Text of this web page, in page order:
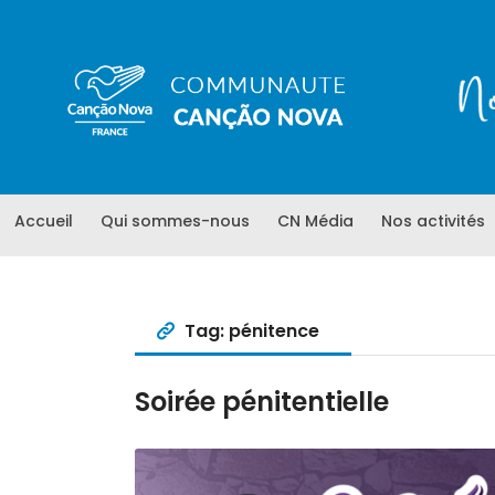
Accueil Qui sommes-nous CN Média Nos activités
Tag: pénitence
Soirée pénitentielle